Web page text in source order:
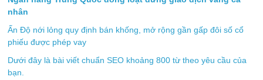
nhân
Ấn Độ nới lỏng quy định bán khống, mở rộng gần gấp đôi số cổ
phiếu được phép vay
Dưới đây là bài viết chuẩn SEO khoảng 800 từ theo yêu cầu của
bạn.